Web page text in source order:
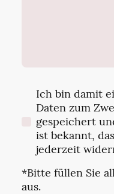
Ich bin damit
Daten zum
gespeichert
ist bekannt,
jederzeit
*Bitte füllen Sie
aus.